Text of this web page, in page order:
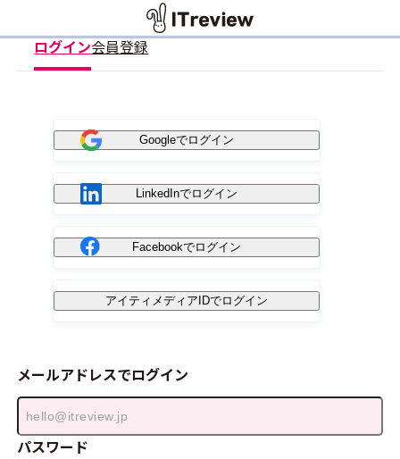
ログイン会員登録
Googleでログイン
LinkedInでログイン
Facebookでログイン
アイティメディアIDでログイン
メールアドレスでログイン
パスワード